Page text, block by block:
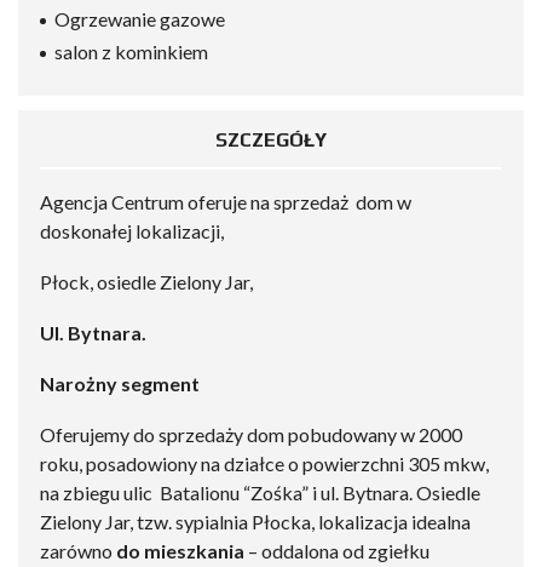
Ogrzewanie gazowe
salon z kominkiem
SZCZEGÓŁY
Agencja Centrum oferuje na sprzedaż dom w
doskonałej lokalizacji,
Płock, osiedle Zielony Jar,
Ul. Bytnara.
Narożny segment
Oferujemy do sprzedaży dom pobudowany w 2000
roku, posadowiony na działce o powierzchni 305 mkw,
na zbiegu ulic Batalionu “Zośka” i ul. Bytnara. Osiedle
Zielony Jar, tzw. sypialnia Płocka, lokalizacja idealna
zarówno do mieszkania – oddalona od zgiełku